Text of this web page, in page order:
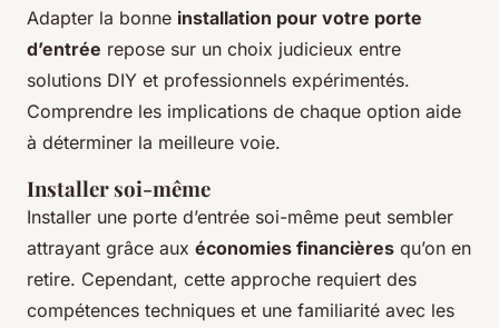
Adapter la bonne installation pour votre porte
d’entrée repose sur un choix judicieux entre
solutions DIY et professionnels expérimentés.
Comprendre les implications de chaque option aide
à déterminer la meilleure voie.
Installer soi-même
Installer une porte d’entrée soi-même peut sembler
attrayant grâce aux économies financières qu’on en
retire. Cependant, cette approche requiert des
compétences techniques et une familiarité avec les